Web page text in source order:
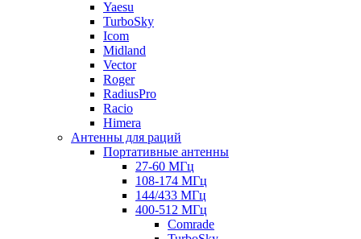
Yaesu
TurboSky
Icom
Midland
Vector
Roger
RadiusPro
Racio
Himera
Антенны для раций
Портативные антенны
27-60 МГц
108-174 МГц
144/433 МГц
400-512 МГц
Comrade